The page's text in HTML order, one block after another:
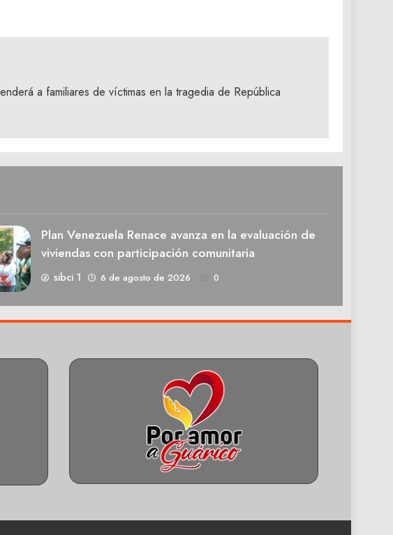
a familiares de víctimas en la tragedia de República
Plan Venezuela Renace avanza en la evaluación de
viviendas con participación comunitaria
sibci 1 6 de agosto de 2026 0